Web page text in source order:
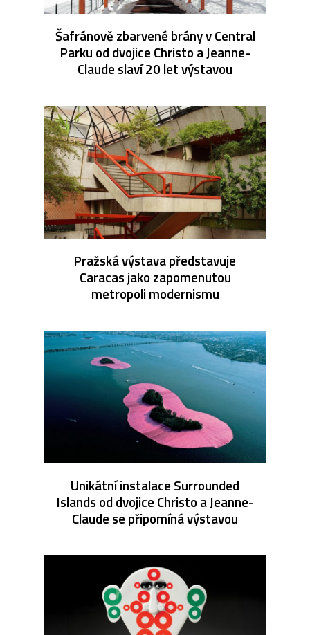
Šafránově zbarvené brány v Central
Parku od dvojice Christo a Jeanne-
Claude slaví 20 let výstavou
Pražská výstava představuje
Caracas jako zapomenutou
metropoli modernismu
Unikátní instalace Surrounded
Islands od dvojice Christo a Jeanne-
Claude se připomíná výstavou